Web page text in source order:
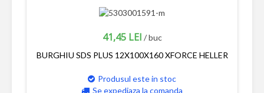
41,45 LEI / buc
BURGHIU SDS PLUS 12X100X160 XFORCE HELLER
Produsul este in stoc
Se expediaza la comanda